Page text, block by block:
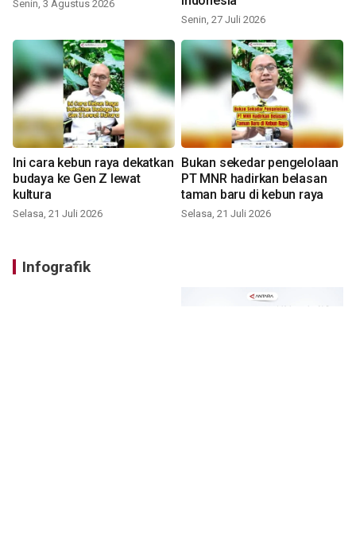
Senin, 3 Agustus 2026
Senin, 27 Juli 2026
Ini cara kebun raya dekatkan
budaya ke Gen Z lewat
kultura
Selasa, 21 Juli 2026
Bukan sekedar pengelolaan
PT MNR hadirkan belasan
taman baru di kebun raya
Selasa, 21 Juli 2026
Infografik